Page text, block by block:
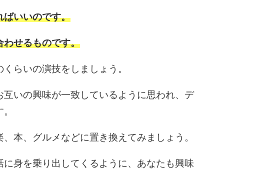
ばいいのです。
わせるものです。
らいの演技をしましょう。
いの興味が一致しているように思われ、デ
本、グルメなどに置き換えてみましょう。
身を乗り出してくるように、あなたも興味